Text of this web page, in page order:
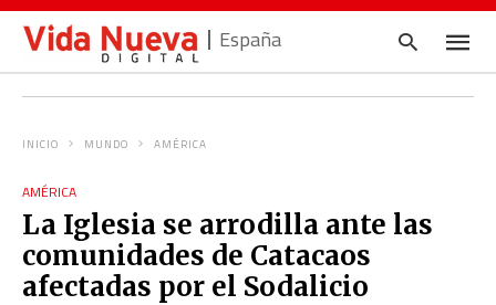
España
INICIO MUNDO AMÉRICA
AMÉRICA
La Iglesia se arrodilla ante las
comunidades de Catacaos
afectadas por el Sodalicio